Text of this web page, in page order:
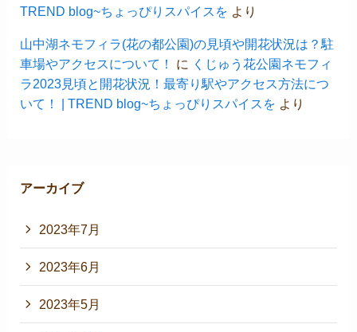
TREND blog~ちょっぴりスパイスを より
山中湖ネモフィラ(花の都公園)の見頃や開花状況は？駐
車場やアクセスについて！
に くじゅう花公園ネモフィ
ラ2023見頃と開花状況！最寄り駅やアクセス方法につ
いて！ | TREND blog~ちょっぴりスパイスを より
アーカイブ
2023年7月
2023年6月
2023年5月